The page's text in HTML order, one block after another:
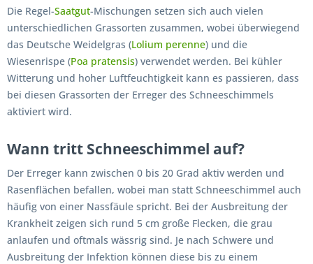
Die Regel-Saatgut-Mischungen setzen sich auch vielen
unterschiedlichen Grassorten zusammen, wobei überwiegend
das Deutsche Weidelgras (Lolium perenne) und die
Wiesenrispe (Poa pratensis) verwendet werden. Bei kühler
Witterung und hoher Luftfeuchtigkeit kann es passieren, dass
bei diesen Grassorten der Erreger des Schneeschimmels
aktiviert wird.
Wann tritt Schneeschimmel auf?
Der Erreger kann zwischen 0 bis 20 Grad aktiv werden und
Rasenflächen befallen, wobei man statt Schneeschimmel auch
häufig von einer Nassfäule spricht. Bei der Ausbreitung der
Krankheit zeigen sich rund 5 cm große Flecken, die grau
anlaufen und oftmals wässrig sind. Je nach Schwere und
Ausbreitung der Infektion können diese bis zu einem